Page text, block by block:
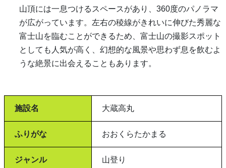
山頂には一息つけるスペースがあり、360度のパノラマ
が広がっています。左右の稜線がきれいに伸びた秀麗な
富士山を臨むことができるため、富士山の撮影スポット
としても人気が高く、幻想的な風景や思わず息を飲むよ
うな絶景に出会えることもあります。
施設名 大蔵高丸
ふりがな おおくらたかまる
ジャンル 山登り